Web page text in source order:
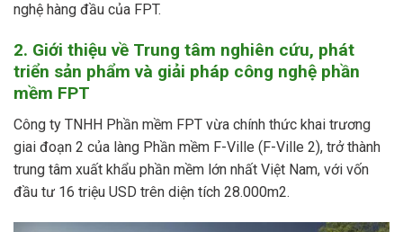
nghệ hàng đầu của FPT.
2. Giới thiệu về Trung tâm nghiên cứu, phát
triển sản phẩm và giải pháp công nghệ phần
mềm FPT
Công ty TNHH Phần mềm FPT vừa chính thức khai trương
giai đoạn 2 của làng Phần mềm F-Ville (F-Ville 2), trở thành
trung tâm xuất khẩu phần mềm lớn nhất Việt Nam, với vốn
đầu tư 16 triệu USD trên diện tích 28.000m2.